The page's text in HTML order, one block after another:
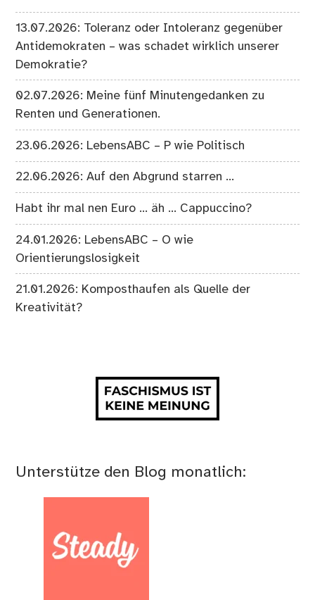
13.07.2026: Toleranz oder Intoleranz gegenüber
Antidemokraten – was schadet wirklich unserer
Demokratie?
02.07.2026: Meine fünf Minutengedanken zu
Renten und Generationen.
23.06.2026: LebensABC – P wie Politisch
22.06.2026: Auf den Abgrund starren …
Habt ihr mal nen Euro … äh … Cappuccino?
24.01.2026: LebensABC – O wie
Orientierungslosigkeit
21.01.2026: Komposthaufen als Quelle der
Kreativität?
Unterstütze den Blog monatlich: